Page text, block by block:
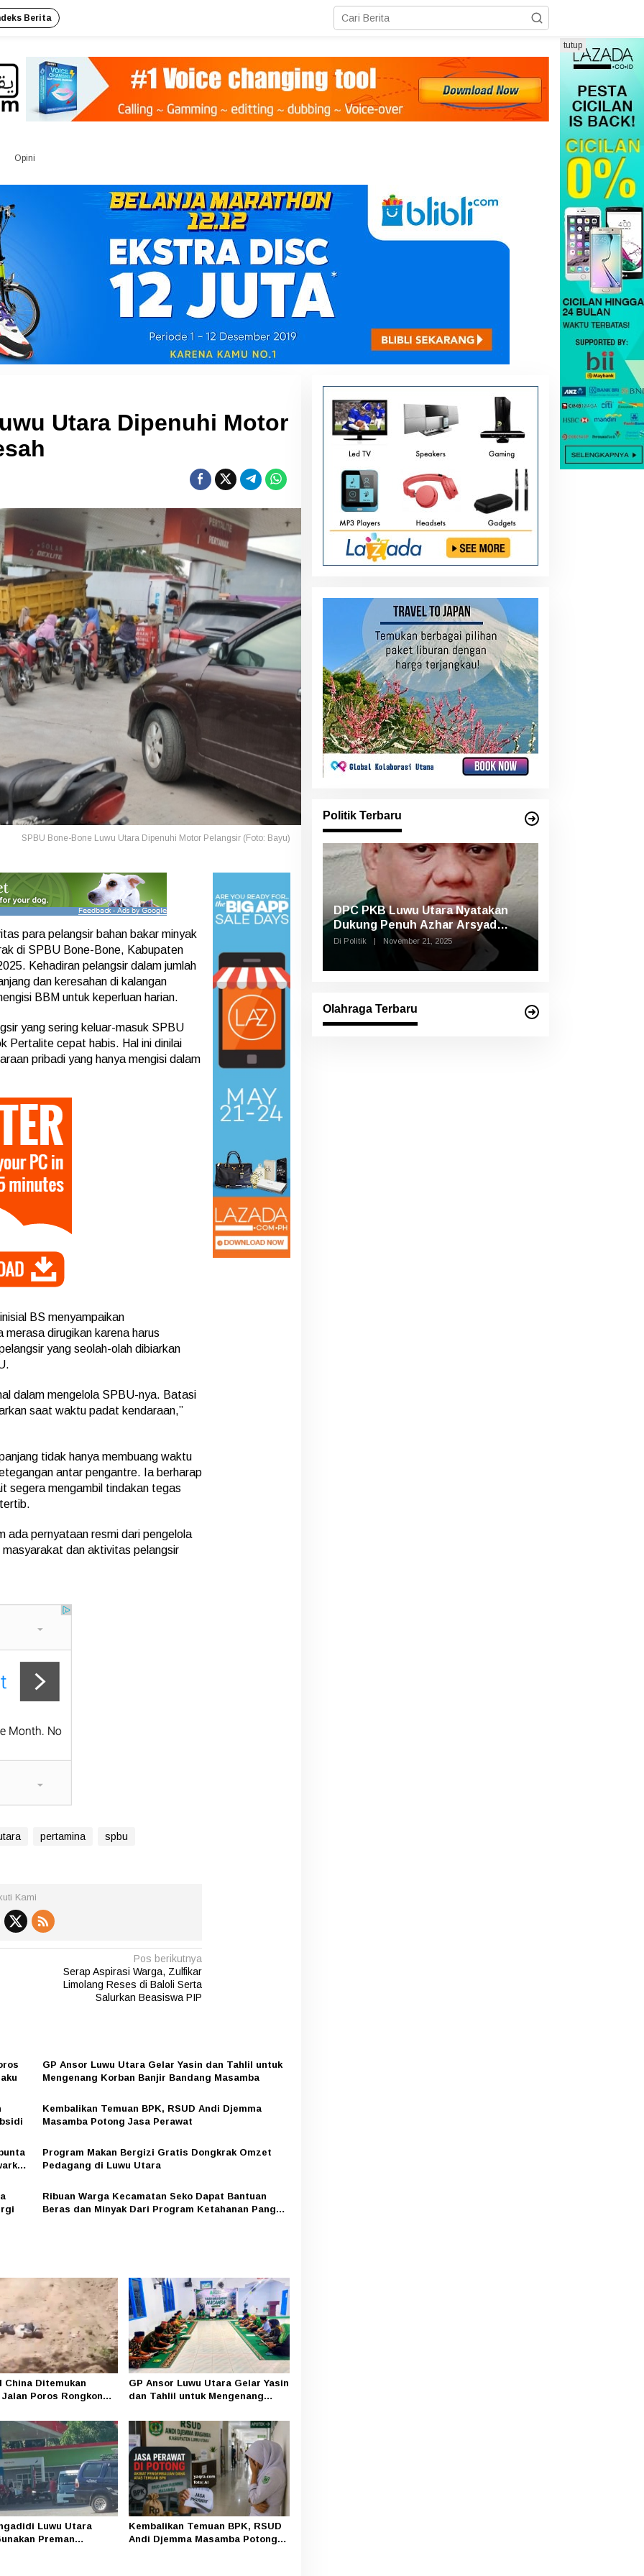
Berita
Opini
tutup
Utara Dipenuhi Motor
SPBU Bone-Bone Luwu Utara Dipenuhi Motor Pelangsir (Foto: Bayu)
para pelangsir bahan bakar minyak
di SPBU Bone-Bone, Kabupaten
Kehadiran pelangsir dalam jumlah
dan keresahan di kalangan
BBM untuk keperluan harian.
yang sering keluar-masuk SPBU
Pertalite cepat habis. Hal ini dinilai
pribadi yang hanya mengisi dalam
BS menyampaikan
dirugikan karena harus
yang seolah-olah dibiarkan
dalam mengelola SPBU-nya. Batasi
saat waktu padat kendaraan,”
tidak hanya membuang waktu
antar pengantre. Ia berharap
segera mengambil tindakan tegas
ada pernyataan resmi dari pengelola
dan aktivitas pelangsir
pertamina spbu
Kami
Pos berikutnya
Serap Aspirasi Warga, Zulfikar
Limolang Reses di Baloli Serta
Salurkan Beasiswa PIP
GP Ansor Luwu Utara Gelar Yasin dan Tahlil untuk
Mengenang Korban Banjir Bandang Masamba
Kembalikan Temuan BPK, RSUD Andi Djemma
Masamba Potong Jasa Perawat
Program Makan Bergizi Gratis Dongkrak Omzet
Pedagang di Luwu Utara
Ribuan Warga Kecamatan Seko Dapat Bantuan
Beras dan Minyak Dari Program Ketahanan Pangan
China Ditemukan
Poros Rongkong–
GP Ansor Luwu Utara Gelar Yasin
dan Tahlil untuk Mengenang
Luwu Utara
Preman
Kembalikan Temuan BPK, RSUD
Andi Djemma Masamba Potong
Politik Terbaru
DPC PKB Luwu Utara Nyatakan
Dukung Penuh Azhar Arsyad
Pimpin DPW PKB Sulsel
Di Politik | November 21, 2025
Olahraga Terbaru